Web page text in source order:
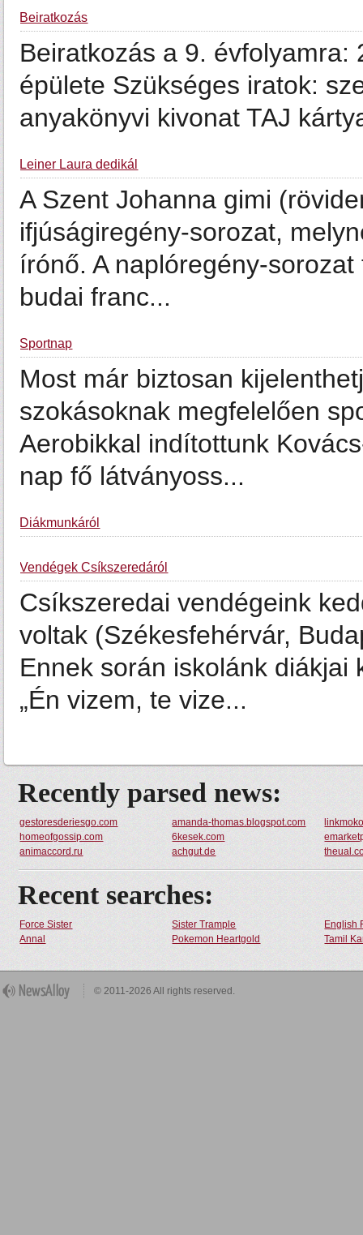
Beiratkozás
Beiratkozás a 9.
épülete Szükséges iratok:
anyakönyvi kivonat TAJ
Leiner Laura dedikál
A Szent Johanna gimi
ifjúságiregény-sorozat,
írónő. A naplóregény-
budai franc...
Sportnap
Most már biztosan
szokásoknak megfelelően
Aerobikkal indítottunk
nap fő látványoss...
Diákmunkáról
Vendégek Csíkszeredáról
Csíkszeredai vendégeink
voltak (Székesfehérvár,
Ennek során iskolánk
„Én vizem, te vize...
Recently parsed news:
gestoresderiesgo.com amanda-thomas.blogspot.com
homeofgossip.com
6kesek.com
animaccord.ru
achgut.de
Recent searches:
Force Sister Sister Trample
English
Annal
Pokemon Heartgold Tamil
© 2011-2026 All rights reserved.